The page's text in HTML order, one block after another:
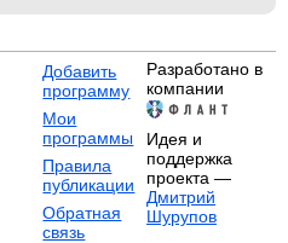
Добавить
программу
Мои
программы
Правила
публикации
Обратная
связь
Разработано в
компании
Идея и
поддержка
проекта —
Дмитрий
Шурупов